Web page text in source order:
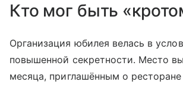
Кто мог быть
Организация юбилея велась в
повышенной секретности. Место
месяца, приглашённым о